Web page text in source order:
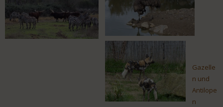
Gazelle
n und
Antilope
n